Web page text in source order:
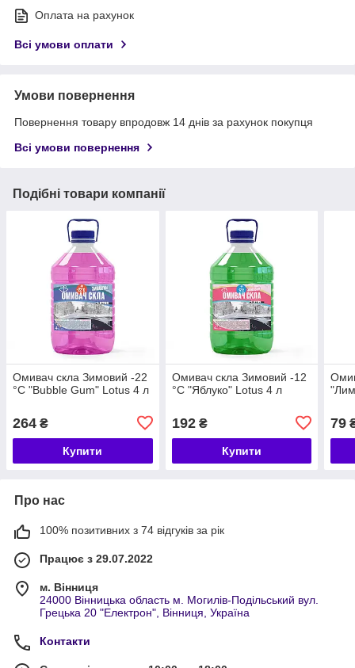
Оплата на рахунок
Всі умови оплати
Умови повернення
Повернення товару впродовж 14 днів за рахунок покупця
Всі умови повернення
Подібні товари компанії
Омивач скла Зимовий -22
°C "Bubble Gum" Lotus 4 л
264 ₴
Купити
Омивач скла Зимовий -12
°C "Яблуко" Lotus 4 л
192₴
Купити
79
Про нас
100% позитивних з 74 відгуків за рік
Працює з 29.07.2022
м. Вінниця
24000 Вінницька область м. Могилів-Подільський вул.
Грецька 20 "Електрон", Вінниця, Україна
Контакти